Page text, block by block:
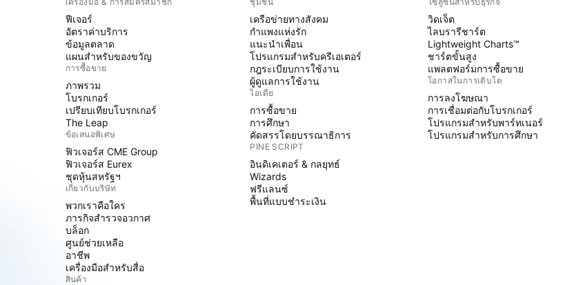
ฟีเจอร์
อัตราค่าบริการ
ข้อมูลตลาด
แผนสำหรับของขวัญ
การซื้อขาย
ภาพรวม
โบรกเกอร์
เปรียบเทียบโบรกเกอร์
The Leap
ข้อเสนอพิเศษ
ฟิวเจอร์ส CME Group
ฟิวเจอร์ส Eurex
ชุดหุ้นสหรัฐฯ
เกี่ยวกับบริษัท
พวกเราคือใคร
ภารกิจสำรวจอวกาศ
บล็อก
ศูนย์ช่วยเหลือ
อาชีพ
เครื่องมือสำหรับสื่อ
สินค้า
เครือข่ายทางสังคม
กำแพงแห่งรัก
แนะนำเพื่อน
โปรแกรมสำหรับครีเอเตอร์
กฎระเบียบการใช้งาน
ผู้ดูแลการใช้งาน
ไอเดีย
การซื้อขาย
การศึกษา
คัดสรรโดยบรรณาธิการ
PINE SCRIPT
อินดิเคเตอร์ & กลยุทธ์
Wizards
ฟรีแลนซ์
พื้นที่แบบชำระเงิน
วิดเจ็ต
ไลบรารีชาร์ต
Lightweight Charts™
ชาร์ตขั้นสูง
แพลตฟอร์มการซื้อขาย
โอกาสในการเติบโต
การลงโฆษณา
การเชื่อมต่อกับโบรกเกอร์
โปรแกรมสำหรับพาร์ทเนอร์
โปรแกรมสำหรับการศึกษา